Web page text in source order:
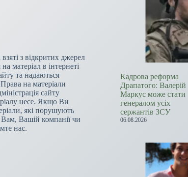
з відкритих джерел
матеріал в інтернеті
та надаються
на матеріали
сайту
несе. Якщо Ви
які порушують
Вашій компанії чи
нас.
Кадрова реформа
Драпатого: Валерій
Маркус може стати
генералом усіх
сержантів ЗСУ
06.08.2026